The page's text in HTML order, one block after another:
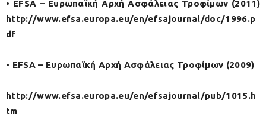
• EFSA – Ευρωπαϊκή Αρχή Ασφάλειας Τροφίμων (2011)
http://www.efsa.europa.eu/en/efsajournal/doc/1996.p
df
• EFSA – Ευρωπαϊκή Αρχή Ασφάλειας Τροφίμων (2009)
http://www.efsa.europa.eu/en/efsajournal/pub/1015.h
tm